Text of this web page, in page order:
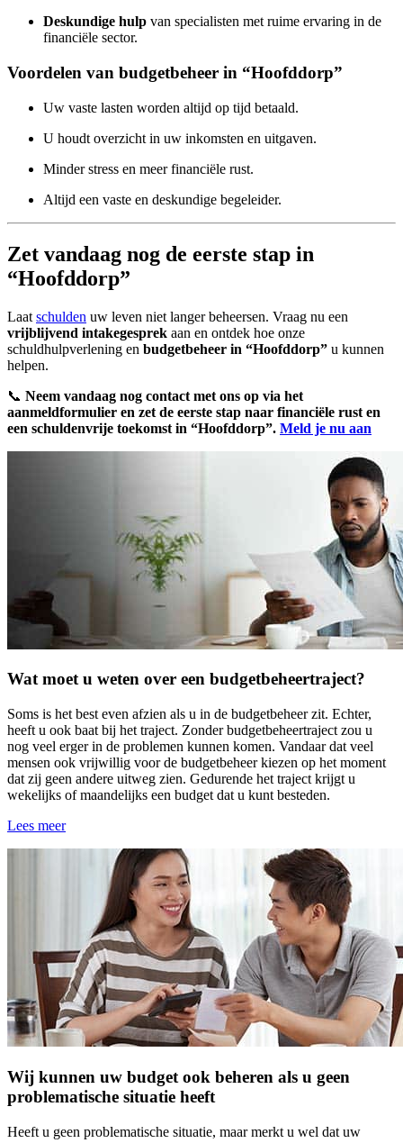
Deskundige hulp van specialisten met ruime ervaring in de
financiële sector.
Voordelen van budgetbeheer in “Hoofddorp”
Uw vaste lasten worden altijd op tijd betaald.
U houdt overzicht in uw inkomsten en uitgaven.
Minder stress en meer financiële rust.
Altijd een vaste en deskundige begeleider.
Zet vandaag nog de eerste stap in
“Hoofddorp”
Laat schulden uw leven niet langer beheersen. Vraag nu een
vrijblijvend intakegesprek aan en ontdek hoe onze
schuldhulpverlening en budgetbeheer in “Hoofddorp” u kunnen
helpen.
📞 Neem vandaag nog contact met ons op via het
aanmeldformulier en zet de eerste stap naar financiële rust en
een schuldenvrije toekomst in “Hoofddorp”. Meld je nu aan
Wat moet u weten over een budgetbeheertraject?
Soms is het best even afzien als u in de budgetbeheer zit. Echter,
heeft u ook baat bij het traject. Zonder budgetbeheertraject zou u
nog veel erger in de problemen kunnen komen. Vandaar dat veel
mensen ook vrijwillig voor de budgetbeheer kiezen op het moment
dat zij geen andere uitweg zien. Gedurende het traject krijgt u
wekelijks of maandelijks een budget dat u kunt besteden.
Lees meer
Wij kunnen uw budget ook beheren als u geen
problematische situatie heeft
Heeft u geen problematische situatie, maar merkt u wel dat uw